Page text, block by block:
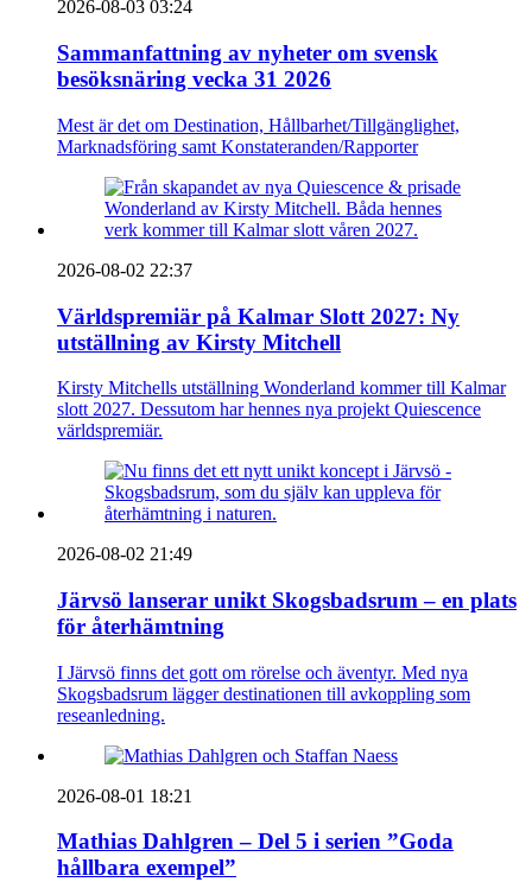
2026-08-03 03:24
Sammanfattning av nyheter om svensk
besöksnäring vecka 31 2026
Mest är det om Destination, Hållbarhet/Tillgänglighet,
Marknadsföring samt Konstateranden/Rapporter
2026-08-02 22:37
Världspremiär på Kalmar Slott 2027: Ny
utställning av Kirsty Mitchell
Kirsty Mitchells utställning Wonderland kommer till Kalmar
slott 2027. Dessutom har hennes nya projekt Quiescence
världspremiär.
2026-08-02 21:49
Järvsö lanserar unikt Skogsbadsrum – en plats
för återhämtning
I Järvsö finns det gott om rörelse och äventyr. Med nya
Skogsbadsrum lägger destinationen till avkoppling som
reseanledning.
2026-08-01 18:21
Mathias Dahlgren – Del 5 i serien ”Goda
hållbara exempel”